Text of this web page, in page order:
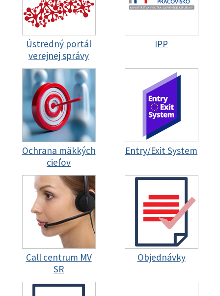
Ústredný portál
verejnej správy
IPP
Ochrana mäkkých
cieľov
Entry/Exit System
Call centrum MV
SR
Objednávky